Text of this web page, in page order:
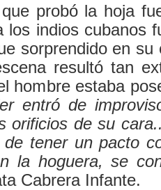
probó la hoja
los indios cubanos
sorprendido en su
resultó tan
hombre estaba
entró de
orificios de su
tener un pacto
la hoguera, se
Cabrera Infante.